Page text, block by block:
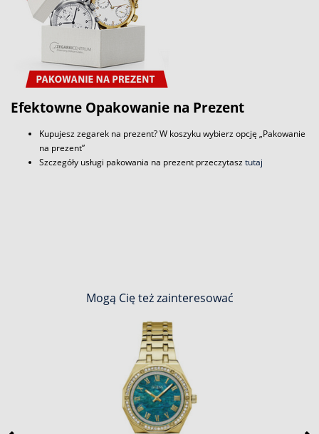
Efektowne Opakowanie na Prezent
Kupujesz zegarek na prezent? W koszyku wybierz opcję „Pakowanie
na prezent”
Szczegóły usługi pakowania na prezent przeczytasztutaj
Mogą Cię też zainteresować